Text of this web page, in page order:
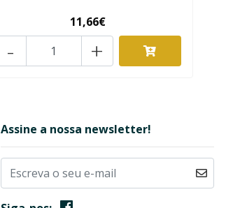
11,66€
+
-
Assine a nossa newsletter!